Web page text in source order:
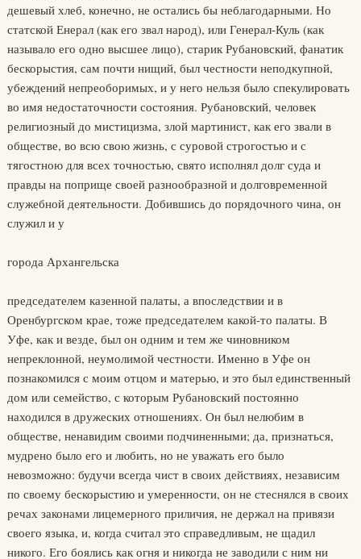
дешевый хлеб, конечно, не остались бы неблагодарными. Но
статской Енерал (как его звал народ), или Генерал-Куль (как
называло его одно высшее лицо), старик Рубановский, фанатик
бескорыстия, сам почти нищий, был честности неподкупной,
убеждений непреоборимых, и у него нельзя было спекулировать
во имя недостаточности состояния. Рубановский, человек
религиозный до мистицизма, злой мартинист, как его звали в
обществе, во всю свою жизнь, с суровой строгостью и с
тягостною для всех точностью, свято исполнял долг суда и
правды на поприще своей разнообразной и долговременной
служебной деятельности. Добившись до порядочного чина, он
служил и у
города Архангельска
председателем казенной палаты, а впоследствии и в
Оренбургском крае, тоже председателем какой-то палаты. В
Уфе, как и везде, был он одним и тем же чиновником
непреклонной, неумолимой честности. Именно в Уфе он
познакомился с моим отцом и матерью, и это был единственный
дом или семейство, с которым Рубановский постоянно
находился в дружеских отношениях. Он был нелюбим в
обществе, ненавидим своими подчиненными; да, признаться,
мудрено было его и любить, но не уважать его было
невозможно: будучи всегда чист в своих действиях, независим
по своему бескорыстию и умеренности, он не стеснялся в своих
речах законами лицемерного приличия, не держал на привязи
своего языка, и, когда считал это справедливым, не щадил
никого. Его боялись как огня и никогда не заводили с ним ни